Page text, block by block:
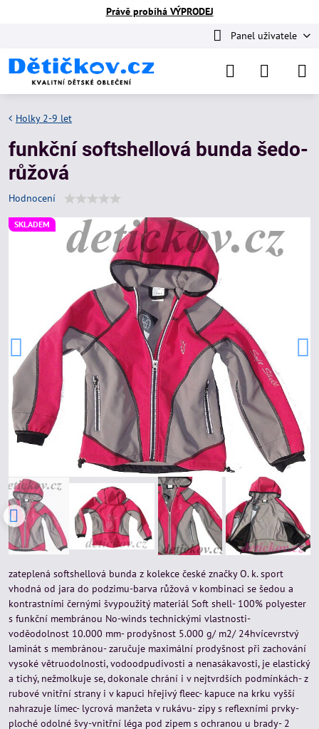
Právě probíhá VÝPRODEJ
Panel uživatele
SKLADEM
Holky 2-9 let
funkční softshellová bunda šedo-
růžová
Hodnocení
zateplená softshellová bunda z kolekce české značky O. k. sport
vhodná od jara do podzimu-barva růžová v kombinaci se šedou a
kontrastními černými švypoužitý materiál Soft shell- 100% polyester
s funkční membránou No-winds technickými vlastnosti-
voděodolnost 10.000 mm- prodyšnost 5.000 g/ m2/ 24hvícevrstvý
laminát s membránou- zaručuje maximální prodyšnost při zachování
vysoké větruodolnosti, vodoodpudivosti a nenasákavosti, je elastický
a tichý, nežmolkuje se, dokonale chrání i v nejtvrdších podmínkách- z
rubové vnitřní strany i v kapuci hřejivý fleec- kapuce na krku vyšší
nahrazuje límec- lycrová manžeta v rukávu- zipy s reflexními prvky-
ploché odolné švy-vnitřní léga pod zipem s ochranou u brady- 2